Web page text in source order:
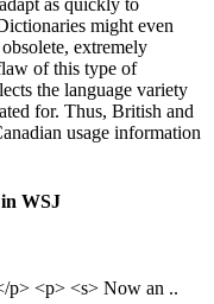
as quickly to
might even
extremely
of this type of
the language variety
for. Thus, British and
usage information
WSJ
p> <p> <s> Now an ..